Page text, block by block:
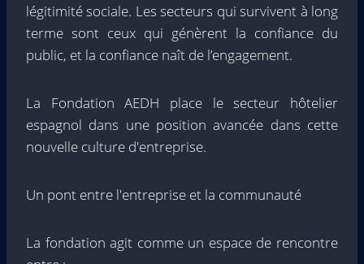
légitimité sociale. Les secteurs qui survivent à long
terme sont ceux qui génèrent la confiance du
public, et la confiance naît de l’engagement.
La Fondation AEDH place le secteur hôtelier
espagnol dans une position avancée dans cette
nouvelle culture d'entreprise.
Un pont entre l'entreprise et la communauté
La fondation agit comme un espace de rencontre